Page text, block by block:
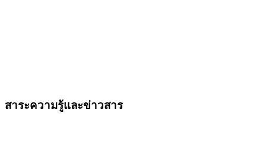
สาระความรู้และข่าวสาร